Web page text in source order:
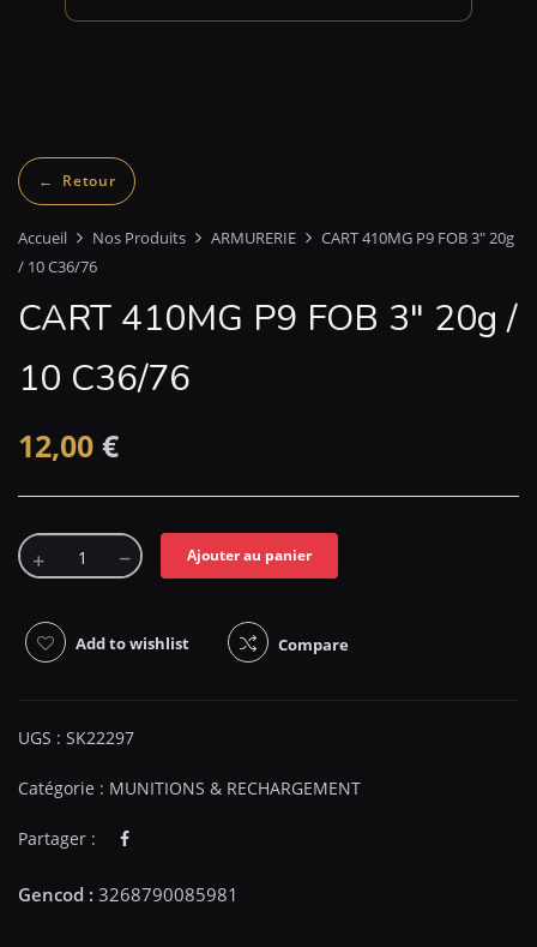
Accueil Nos Produits ARMURERIE
CART 410MG P9 FOB 3″ 20g
/ 10 C36/76
CART 410MG P9 FOB 3″ 20g /
10 C36/76
12,00 €
Ajouter au panier
Add to wishlist Compare
UGS : SK22297
Catégorie : MUNITIONS & RECHARGEMENT
Partager :